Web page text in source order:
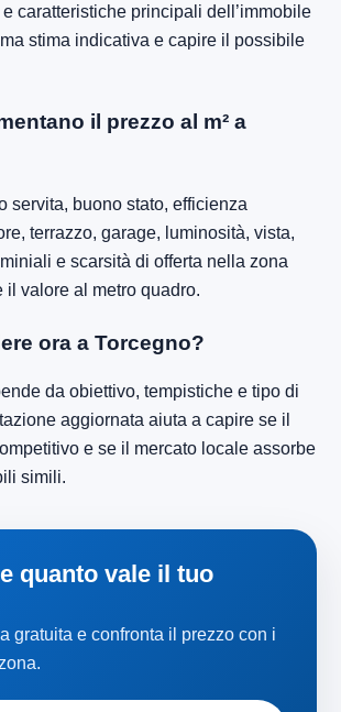
caratteristiche principali dell’immobile
stima indicativa e capire il possibile
il prezzo al m² a
servita, buono stato, efficienza
terrazzo, garage, luminosità, vista,
e scarsità di offerta nella zona
il valore al metro quadro.
ora a Torcegno?
da obiettivo, tempistiche e tipo di
aggiornata aiuta a capire se il
e se il mercato locale assorbe
simili.
quanto vale il tuo
gratuita e confronta il prezzo con i